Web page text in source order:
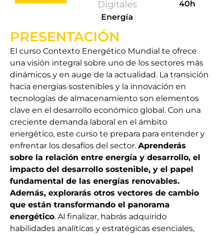
Digitales
Energía
40h
PRESENTACIÓN
El curso Contexto Energético Mundial te ofrece
una visión integral sobre uno de los sectores más
dinámicos y en auge de la actualidad. La transición
hacia energías sostenibles y la innovación en
tecnologías de almacenamiento son elementos
clave en el desarrollo económico global. Con una
creciente demanda laboral en el ámbito
energético, este curso te prepara para entender y
enfrentar los desafíos del sector. Aprenderás
sobre la relación entre energía y desarrollo, el
impacto del desarrollo sostenible, y el papel
fundamental de las energías renovables.
Además, explorarás otros vectores de cambio
que están transformando el panorama
energético. Al finalizar, habrás adquirido
habilidades analíticas y estratégicas esenciales,